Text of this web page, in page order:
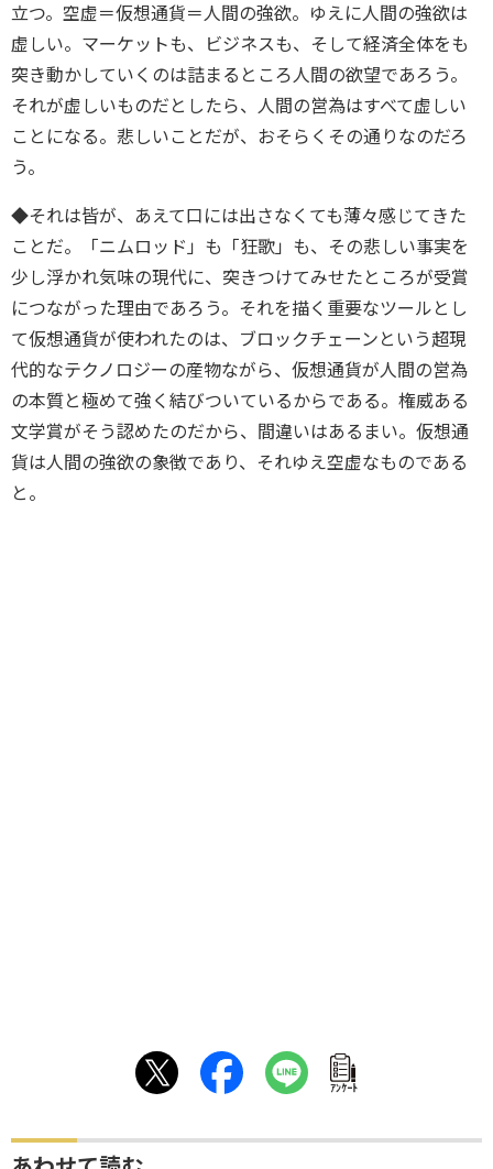
立つ。空虚＝仮想通貨＝人間の強欲。ゆえに人間の強欲は
虚しい。マーケットも、ビジネスも、そして経済全体をも
突き動かしていくのは詰まるところ人間の欲望であろう。
それが虚しいものだとしたら、人間の営為はすべて虚しい
ことになる。悲しいことだが、おそらくその通りなのだろ
う。
◆それは皆が、あえて口には出さなくても薄々感じてきた
ことだ。「ニムロッド」も「狂歌」も、その悲しい事実を
少し浮かれ気味の現代に、突きつけてみせたところが受賞
につながった理由であろう。それを描く重要なツールとし
て仮想通貨が使われたのは、ブロックチェーンという超現
代的なテクノロジーの産物ながら、仮想通貨が人間の営為
の本質と極めて強く結びついているからである。権威ある
文学賞がそう認めたのだから、間違いはあるまい。仮想通
貨は人間の強欲の象徴であり、それゆえ空虚なものである
と。
ｱﾝｹｰﾄ